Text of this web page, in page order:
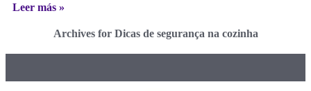
Leer más »
Archives for Dicas de segurança na cozinha